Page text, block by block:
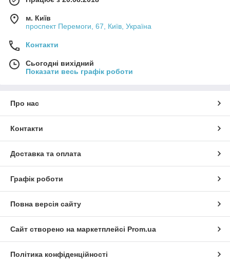
м. Київ
проспект Перемоги, 67, Київ, Україна
Контакти
Сьогодні вихідний
Показати весь графік роботи
Про нас
Контакти
Доставка та оплата
Графік роботи
Повна версія сайту
Сайт створено на маркетплейсі Prom.ua
Політика конфіденційності